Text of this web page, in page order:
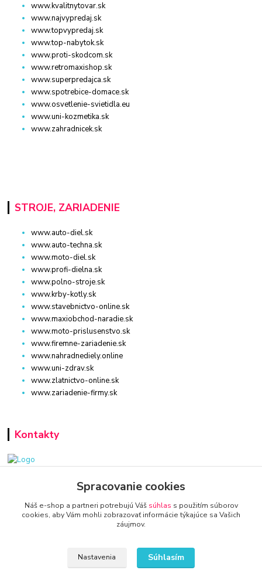
www.kvalitnytovar.sk
www.najvypredaj.sk
www.topvypredaj.sk
www.top-nabytok.sk
www.proti-skodcom.sk
www.retromaxishop.sk
www.superpredajca.sk
www.spotrebice-domace.sk
www.osvetlenie-svietidla.eu
www.uni-kozmetika.sk
www.zahradnicek.sk
STROJE, ZARIADENIE
www.auto-diel.sk
www.auto-techna.sk
www.moto-diel.sk
www.profi-dielna.sk
www.polno-stroje.sk
www.krby-kotly.sk
www.stavebnictvo-online.sk
www.maxiobchod-naradie.sk
www.moto-prislusenstvo.sk
www.firemne-zariadenie.sk
www.nahradnediely.online
www.uni-zdrav.sk
www.zlatnictvo-online.sk
www.zariadenie-firmy.sk
Kontakty
www.zariadenie-firmy.sk
+421 940 949 000
Spracovanie cookies
Náš e-shop a partneri potrebujú Váš súhlas s použitím súborov
cookies, aby Vám mohli zobrazovať informácie týkajúce sa Vašich
záujmov.
Nastavenia Súhlasím